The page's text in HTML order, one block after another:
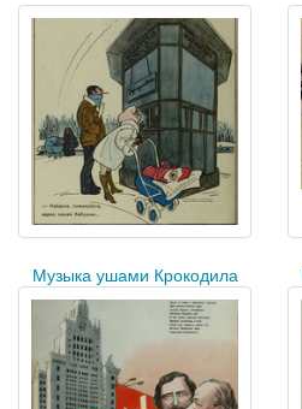
Музыка ушами Крокодила